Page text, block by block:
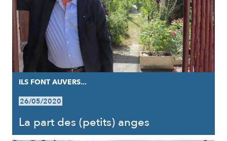
ILS FONT AUVERS...
26/05/2020
La part des (petits) anges